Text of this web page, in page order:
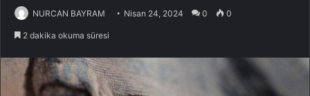
NURCAN BAYRAM Nisan 24, 2024 0 0
2 dakika okuma süresi